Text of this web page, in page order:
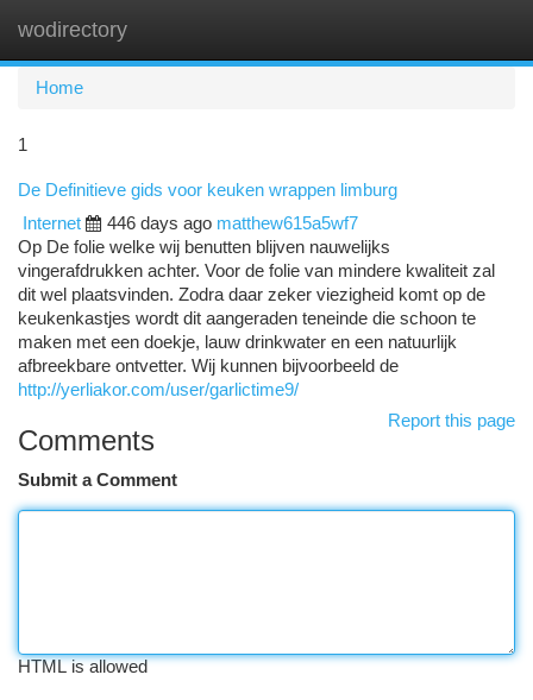
wodirectory
Home
1
De Definitieve gids voor keuken wrappen limburg
Internet
446 days ago matthew615a5wf7
Op De folie welke wij benutten blijven nauwelijks
vingerafdrukken achter. Voor de folie van mindere kwaliteit zal
dit wel plaatsvinden. Zodra daar zeker viezigheid komt op de
keukenkastjes wordt dit aangeraden teneinde die schoon te
maken met een doekje, lauw drinkwater en een natuurlijk
afbreekbare ontvetter. Wij kunnen bijvoorbeeld de
http://yerliakor.com/user/garlictime9/
Report this page
Comments
Submit a Comment
HTML is allowed